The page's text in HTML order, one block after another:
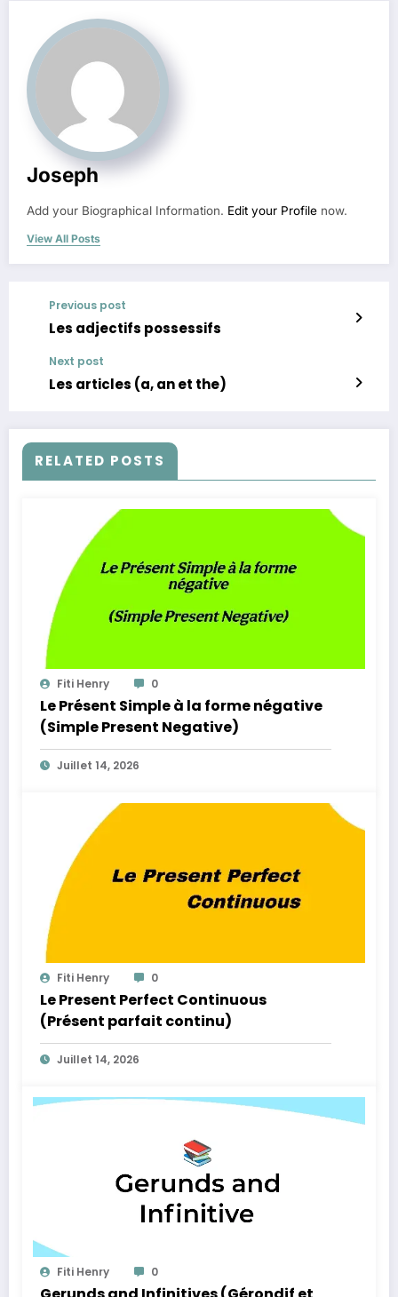
Joseph
Add your Biographical Information. Edit your Profile now.
View All Posts
Previous post
Les adjectifs possessifs
Next post
Les articles (a, an et the)
RELATED POSTS
Fiti Henry 0
Le Présent Simple à la forme négative
(Simple Present Negative)
Juillet 14, 2026
Fiti Henry 0
Le Present Perfect Continuous
(Présent parfait continu)
Juillet 14, 2026
Fiti Henry 0